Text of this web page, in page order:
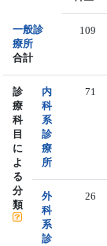
一般診
療所
合計
109
診
療
科
目
に
よ
る
分
類
内
科
系
診
療
所
71
外
科
系
診
26